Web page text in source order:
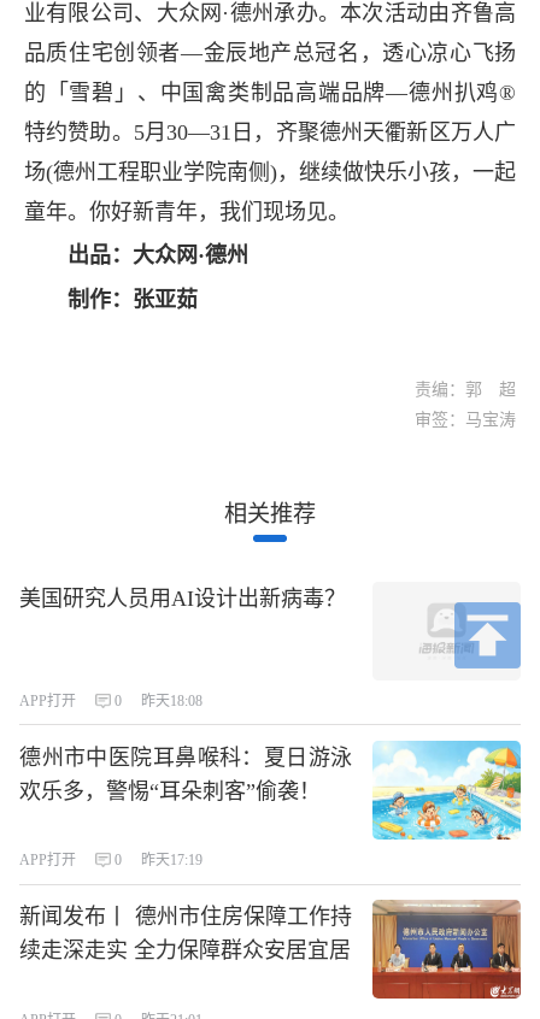
业有限公司、大众网·德州承办。本次活动由齐鲁高
品质住宅创领者—金辰地产总冠名，透心凉心飞扬
的「雪碧」、中国禽类制品高端品牌—德州扒鸡®
特约赞助。5月30—31日，齐聚德州天衢新区万人广
场(德州工程职业学院南侧)，继续做快乐小孩，一起
童年。你好新青年，我们现场见。
出品：大众网·德州
制作：张亚茹
责编：郭 超
审签：马宝涛
相关推荐
美国研究人员用AI设计出新病毒？
APP打开 0 昨天18:08
德州市中医院耳鼻喉科：夏日游泳
欢乐多，警惕“耳朵刺客”偷袭！
APP打开 0 昨天17:19
新闻发布丨 德州市住房保障工作持
续走深走实 全力保障群众安居宜居